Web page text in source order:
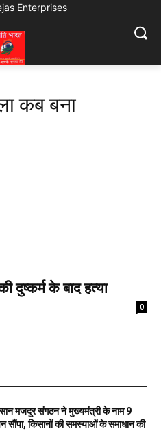
Enterprises
कब बना
दुष्कर्म के बाद हत्या
0
मजदूर संगठन ने मुख्यमंत्री के नाम 9
सौंपा, किसानों की समस्याओं के समाधान की